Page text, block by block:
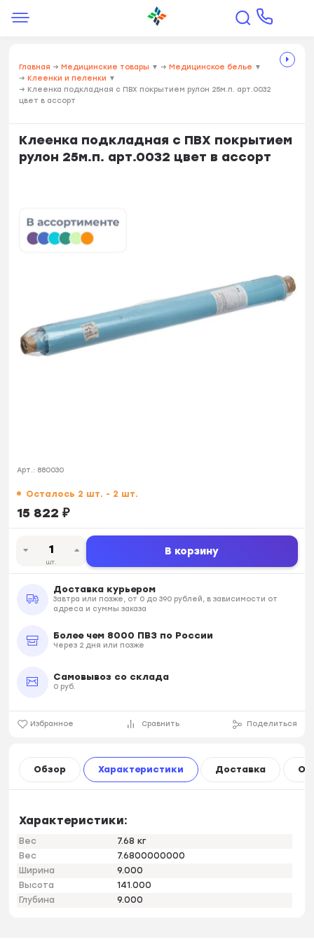
Главная → Медицинские товары ▼ → Медицинское белье ▼
→ Клеенки и пеленки ▼
→ Клеенка подкладная с ПВХ покрытием рулон 25м.п. арт.0032
цвет в ассорт
Клеенка подкладная с ПВХ покрытием
рулон 25м.п. арт.0032 цвет в ассорт
Арт.: 880030
Осталось 2 шт. - 2 шт.
15 822 ₽
шт.
В корзину
Доставка курьером
Завтра или позже, от 0 до 390 рублей, в зависимости от
адреса и суммы заказа
Более чем 8000 ПВЗ по России
Через 2 дня или позже
Самовывоз со склада
0 руб.
Избранное Сравнить Поделиться
Обзор Характеристики Доставка
Характеристики:
Вес
7.68 кг
Вес
7.6800000000
Ширина
9.000
Высота
141.000
Глубина
9.000